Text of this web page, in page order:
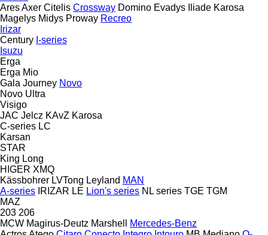
AresAxer Citelis Crossway Domino Evadys Iliade Karosa
Magelys Midys Proway Recreo
Irizar
Century I-series
Isuzu
Erga
Erga Mio
Gala Journey Novo
Novo Ultra
Visigo
JAC Jelcz KAvZ Karosa
C-series LC
Karsan
STAR
King Long
HIGER XMQ
Kässbohrer LVTong Leyland MAN
A-series IRIZAR LE Lion's series NL series TGE TGM
MAZ
203 206
MCW Magirus-Deutz Marshell
Mercedes-Benz